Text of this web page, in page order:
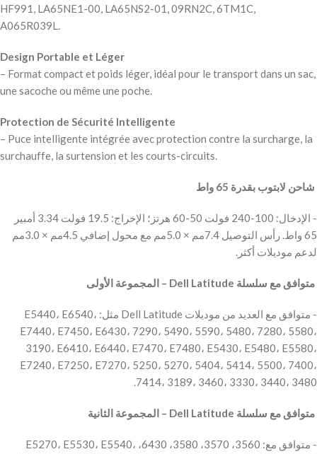
HF991, LA65NE1-00, LA65NS2-01, 09RN2C, 6TM1C,
A065R039L.
Design Portable et Léger
– Format compact et poids léger, idéal pour le transport dans un sac,
une sacoche ou même une poche.
Protection de Sécurité Intelligente
– Puce intelligente intégrée avec protection contre la surcharge, la
surchauffe, la surtension et les courts-circuits.
‫ شاحن لابتوب بقدرة 65 واط
‫- الإدخال: 100-240 فولت 50-60 هرتز؛ الإخراج: 19.5 فولت 3.34 أمبير
65 واط. رأس التوصيل 7.4مم × 5.0مم مع محول إضافي 4.5مم × 3.0مم
لدعم موديلات أكثر.
‫ متوافق مع سلسلة Dell Latitude – المجموعة الأولى
‫- متوافق مع العديد من موديلات Dell Latitude مثل: E5440، E6540،
E7440، E7450، E6430، 7290، 5490، 5590، 5480، 7280، 5580،
3190، E6410، E6440، E7470، E7480، E5430، E5480، E5580،
E7240، E7250، E7270، 5250، 5270، 5404، 5414، 5500، 7400،
7414، 3189، 3460، 3330، 3440، 3480.
‫ متوافق مع سلسلة Dell Latitude – المجموعة الثانية
‫- متوافق مع: 3560، 3570، 3580، 6430، E5270، E5530، E5540،